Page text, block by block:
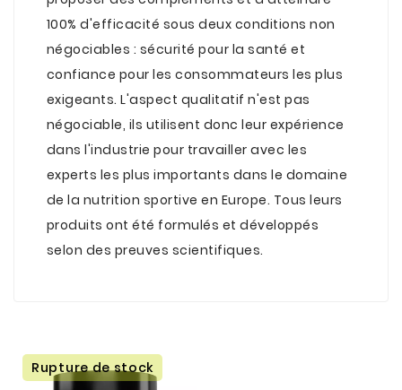
100% d'efficacité sous deux conditions non
négociables : sécurité pour la santé et
confiance pour les consommateurs les plus
exigeants. L'aspect qualitatif n'est pas
négociable, ils utilisent donc leur expérience
dans l'industrie pour travailler avec les
experts les plus importants dans le domaine
de la nutrition sportive en Europe. Tous leurs
produits ont été formulés et développés
selon des preuves scientifiques.
Rupture de stock